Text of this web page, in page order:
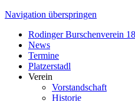
Navigation überspringen
Rodinger Burschenverein
News
Termine
Platzerstadl
Verein
Vorstandschaft
Historie